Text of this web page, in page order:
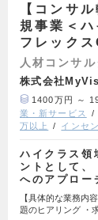
【コンサ
規事業＜
フレックス
人材コンサ
株式会社
1400万円 ～
業・新サービス
万以上
インセ
ハイクラス領
ントとして、
へのアプロ
【具体的な業務内
題のヒアリング ・